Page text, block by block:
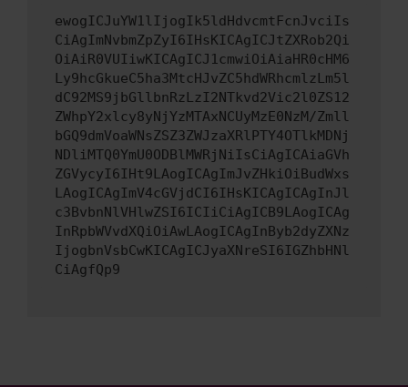
ewogICJuYW1lIjogIk5ldHdvcmtFcnJvciIs
CiAgImNvbmZpZyI6IHsKICAgICJtZXRob2Qi
OiAiR0VUIiwKICAgICJ1cmwiOiAiaHR0cHM6
Ly9hcGkueC5ha3MtcHJvZC5hdWRhcmlzLm5l
dC92MS9jbGllbnRzLzI2NTkvd2Vic2l0ZS12
ZWhpY2xlcy8yNjYzMTAxNCUyMzE0NzM/Zmll
bGQ9dmVoaWNsZSZ3ZWJzaXRlPTY4OTlkMDNj
NDliMTQ0YmU0ODBlMWRjNiIsCiAgICAiaGVh
ZGVycyI6IHt9LAogICAgImJvZHkiOiBudWxs
LAogICAgImV4cGVjdCI6IHsKICAgICAgInJl
c3BvbnNlVHlwZSI6ICIiCiAgICB9LAogICAg
InRpbWVvdXQiOiAwLAogICAgInByb2dyZXNz
IjogbnVsbCwKICAgICJyaXNreSI6IGZhbHNl
CiAgfQp9